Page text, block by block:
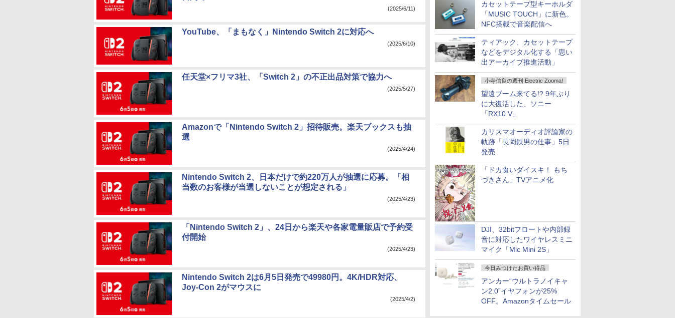
カセットテープ型キーホルダ
「MUSIC TOUCH」に新色。
NFC搭載で音楽配信へ
ティアック、カセットテープ
などをデジタル化する「思い
出アーカイブ推進活動」
小寺信良の週刊 Electric Zooma!
望遠ブーム来てる!? 9年ぶり
に大復活した、ソニー
「RX10 V」
カリスマオーディオ評論家の
軌跡「長岡鉄男の仕事」5日
発売
「ドカ食いダイスキ！ もち
づきさん」TVアニメ化
DJI、32bitフロートや内部録
音に対応したワイヤレスミニ
マイク「Mic Mini 2S」
今日みつけたお買い得品
アンカー“ウルトラノイキャ
ン2.0”イヤフォンが25%
OFF。Amazonタイムセール
(2025/6/11)
YouTube、「まもなく」Nintendo Switch 2に対応へ
(2025/6/10)
任天堂×フリマ3社、「Switch 2」の不正出品対策で協力へ
(2025/5/27)
Amazonで「Nintendo Switch 2」招待販売。楽天ブックスも抽
選
(2025/4/24)
Nintendo Switch 2、日本だけで約220万人が抽選に応募。「相
当数のお客様が当選しないことが想定される」
(2025/4/23)
「Nintendo Switch 2」、24日から楽天や各家電量販店で予約受
付開始
(2025/4/23)
Nintendo Switch 2は6月5日発売で49980円。4K/HDR対応、
Joy-Con 2がマウスに
(2025/4/2)